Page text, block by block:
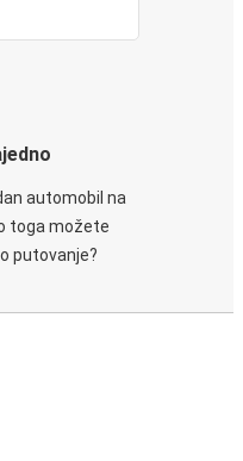
automobil na
toga možete
putovanje?